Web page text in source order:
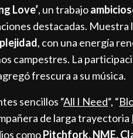
Love’, un trabajo
destacadas. Muestra
, con una energía
campestres. La
frescura a su música.
sencillos “All I Need“, “
de larga trayectoria
comoPitchfork, NME,